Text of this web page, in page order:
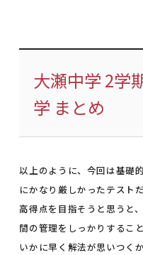
大瀬中学 2学
学 まとめ
以上のように、今回は基礎
にかなり厳しかったテスト
高得点を目指そうと思うと
間の管理をしっかりすること
いかに早く解法が思いつく